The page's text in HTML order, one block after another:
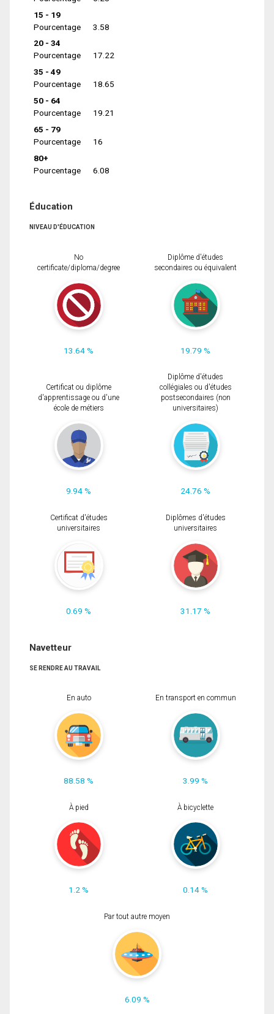
15 - 19
Pourcentage
3.58
20 - 34
Pourcentage
17.22
35 - 49
Pourcentage
18.65
50 - 64
Pourcentage
19.21
65 - 79
Pourcentage
16
80+
Pourcentage
6.08
Éducation
NIVEAU D'ÉDUCATION
No
certificate/diploma/degree
13.64 %
Diplôme d'études
secondaires ou équivalent
19.79 %
Certificat ou diplôme
d'apprentissage ou d'une
école de métiers
9.94 %
Diplôme d'études
collégiales ou d'études
postsecondaires (non
universitaires)
24.76 %
Certificat d'études
universitaires
0.69 %
Diplômes d'études
universitaires
31.17 %
Navetteur
SE RENDRE AU TRAVAIL
En auto
88.58 %
En transport en commun
3.99 %
À pied
1.2 %
À bicyclette
0.14 %
Par tout autre moyen
6.09 %